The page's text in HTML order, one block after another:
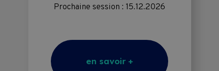
Prochaine session : 15.12.2026
en savoir +